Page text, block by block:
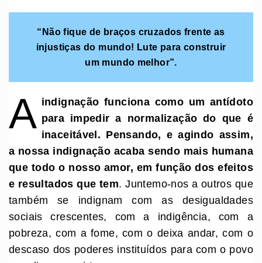
“Não fique de braços cruzados frente as
injustiças do mundo! Lute para construir
um mundo melhor”.
A indignação funciona como um antídoto
para impedir a normalização do que é
inaceitável. Pensando, e agindo assim,
a nossa indignação acaba sendo mais humana
que todo o nosso amor, em função dos efeitos
e resultados que tem. Juntemo-nos a outros que
também se indignam com as desigualdades
sociais crescentes, com a indigência, com a
pobreza, com a fome, com o deixa andar, com o
descaso dos poderes instituídos para com o povo